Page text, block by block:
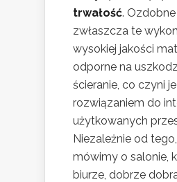
trwałość.
zwłaszcza te
wysokiej jakości
odporne na
ścieranie, co czyni
rozwiązaniem do
użytkowanych
Niezależnie od
mówimy o salonie,
biurze, dobrze